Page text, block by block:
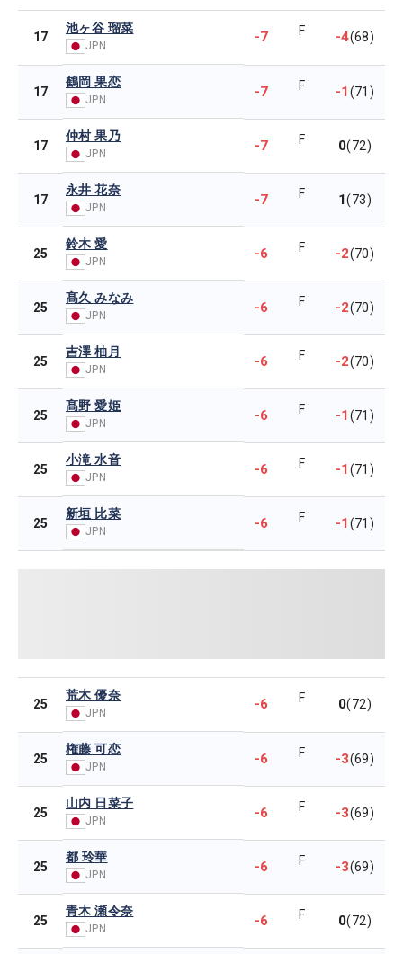
17
池ヶ谷 瑠菜
JPN
-7 F -4(68)
17
鶴岡 果恋
JPN -7 F -1(71)
17
仲村 果乃
JPN -7 F 0(72)
17
永井 花奈
JPN -7 F 1(73)
25
鈴木 愛
JPN -6 F -2(70)
25
髙久 みなみ
JPN -6 F -2(70)
25
吉澤 柚月
JPN -6 F -2(70)
25
髙野 愛姫
JPN -6 F -1(71)
25
小滝 水音
JPN -6 F -1(71)
25
新垣 比菜
JPN -6 F -1(71)
25
荒木 優奈
JPN
-6 F 0(72)
25
権藤 可恋
JPN -6 F -3(69)
25
山内 日菜子
JPN -6 F -3(69)
25
都 玲華
JPN -6 F -3(69)
25
青木 瀬令奈
JPN -6 F 0(72)